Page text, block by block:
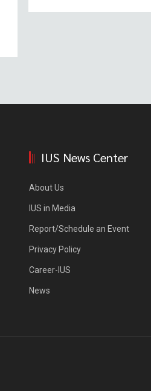
IUS News Center
About Us
IUS in Media
Report/Schedule an Event
Privacy Policy
Career-IUS
News